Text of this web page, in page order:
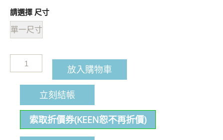
請選擇 尺寸
單一尺寸
放入購物車
立刻結帳
索取折價券(KEEN恕不再折價)